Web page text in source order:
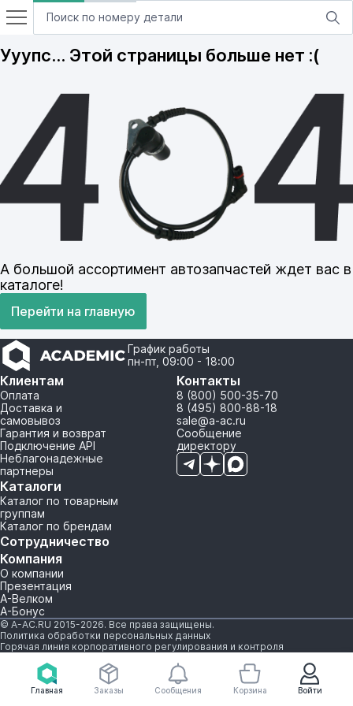
Главная Войти
Заказы Сообщения Корзина
Ууупс… Этой страницы больше нет :(
А большой ассортимент автозапчастей ждет вас в
каталоге!
Перейти на главную
График работы
пн-пт, 09:00 - 18:00
Клиентам
Оплата
Доставка и
самовывоз
Гарантия и возврат
Подключение API
Неблагонадежные
партнеры
Каталоги
Каталог по товарным
группам
Каталог по брендам
Сотрудничество
Компания
О компании
Презентация
А-Велком
А-Бонус
Контакты
8 (800) 500-35-70
8 (495) 800-88-18
sale@a-ac.ru
Сообщение
директору
© A-AC.RU 2015-2026. Все права защищены.
Политика обработки персональных данных
Горячая линия корпоративного регулирования и контроля